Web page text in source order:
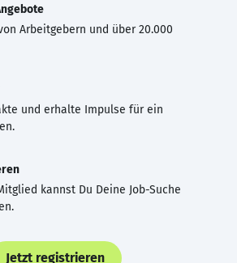
Arbeitgebern und über 20.000
und erhalte Impulse für ein
kannst Du Deine Job-Suche
Jetzt registrieren